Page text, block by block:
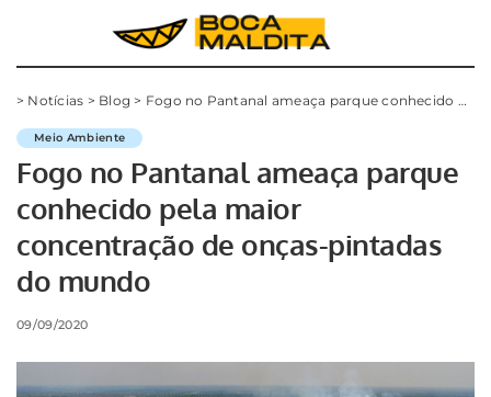
> Notícias > Blog > Fogo no Pantanal ameaça parque conhecido pela maior concentração de onças-pintadas do mundo
Meio Ambiente
Fogo no Pantanal ameaça parque
conhecido pela maior
concentração de onças-pintadas
do mundo
09/09/2020